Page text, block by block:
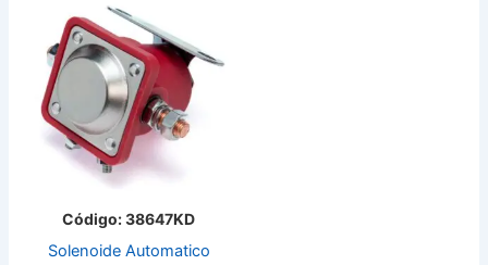
Código: 38647KD
Solenoide Automatico